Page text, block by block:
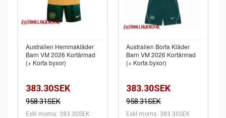
Australien Hemmakläder
Barn VM 2026 Kortärmad
(+ Korta byxor)
383.30SEK
958.31SEK
Exkl moms: 383.30SEK
Australien Borta Kläder
Barn VM 2026 Kortärmad
(+ Korta byxor)
383.30SEK
958.31SEK
Exkl moms: 383.30SEK